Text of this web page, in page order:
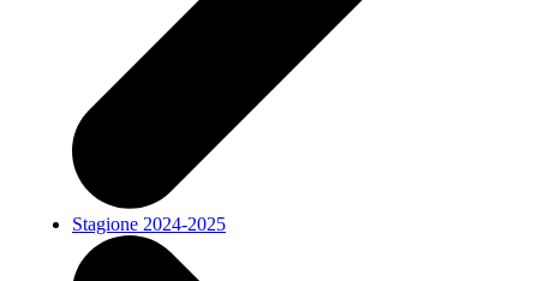
Stagione 2024-2025